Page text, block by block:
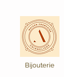
Bijouterie